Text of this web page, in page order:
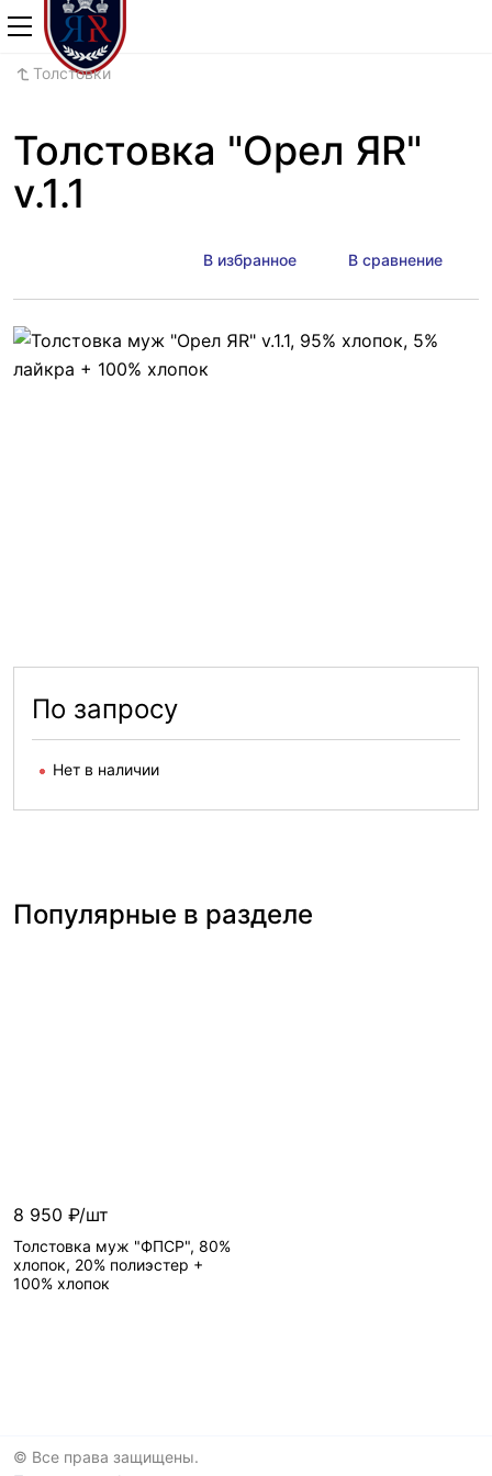
Толстовки
Толстовка "Орел ЯR"
v.1.1
В избранное В сравнение
По запросу
Нет в наличии
Популярные в разделе
8 950 ₽/шт
Толстовка муж "ФПСР", 80%
хлопок, 20% полиэстер +
100% хлопок
© Все права защищены.